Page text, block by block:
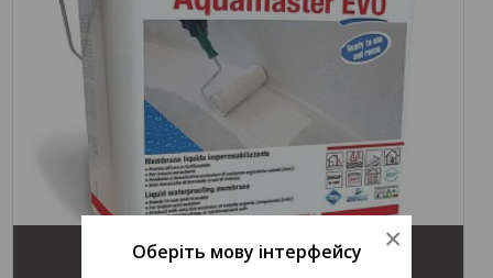
AQUAMASTER ×
Оберіть мову інтерфейсу